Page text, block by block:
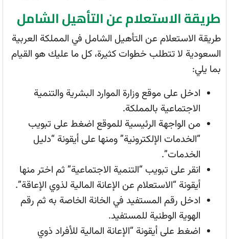
طريقة الاستعلام عن التأهيل الشامل
طريقة الاستعلام عن التأهيل الشامل في المملكة العربية
السعودية لا تتطلب خطوات كثيرة، كل ما عليك هو القيام
بما يلي:
ادخل على موقع وزارة الموارد البشرية والتنمية
الاجتماعية بالمملكة.
من الواجهة الرئيسية للموقع اضغط على تبويب
“الخدمات الإلكترونية” ومنها على أيقونة “دليل
الخدمات”.
انقر على تبويب “التنمية الاجتماعية” ثم اختر منها
أيقونة “الاستعلام عن الإعانة المالية لذوي الإعاقة”.
ادخل رقم المستفيد في الخانة الخاصة به ثم رقم
الهوية الوطنية للمستفيد.
اضغط على أيقونة “الإعانة المالية للأفراد ذوي